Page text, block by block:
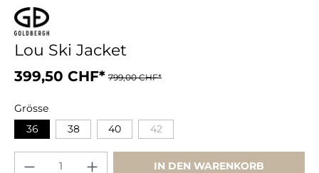
Lou Ski Jacket
399,50 CHF* 799,00 CHF*
Grösse
36
38 40 42
IN DEN WARENKORB